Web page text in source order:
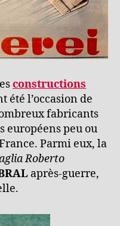
constructions
été l’occasion de
fabricants
européens peu ou
Parmi eux, la
Roberto
après-guerre,